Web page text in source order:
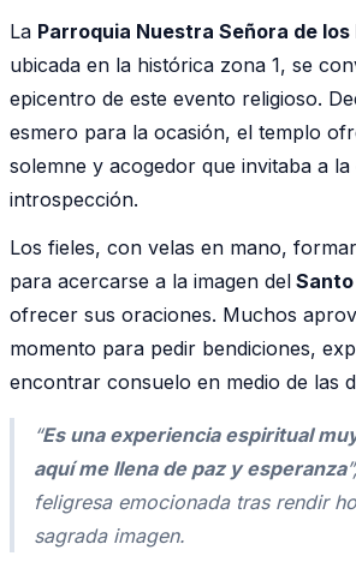
La Parroquia Nuestra Señora de los
ubicada en la histórica zona 1, se
epicentro de este evento religioso.
esmero para la ocasión, el templo
solemne y acogedor que invitaba a
introspección.
Los fieles, con velas en mano,
para acercarse a la imagen del
ofrecer sus oraciones. Muchos
momento para pedir bendiciones,
encontrar consuelo en medio de las
“Es una experiencia espiritual
aquí me llena de paz y esperanza
feligresa emocionada tras rendir
sagrada imagen.